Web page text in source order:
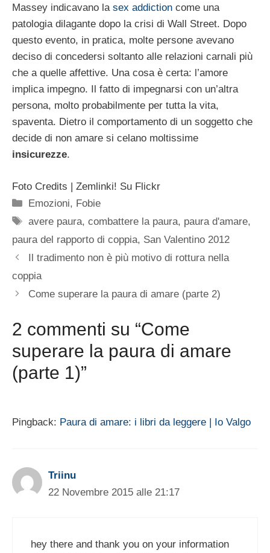
Massey indicavano lasex addiction come una
patologia dilagante dopo la crisi di Wall Street. Dopo
questo evento, in pratica, molte persone avevano
deciso di concedersi soltanto alle relazioni carnali più
che a quelle affettive. Una cosa è certa: l’amore
implica impegno. Il fatto di impegnarsi con un’altra
persona, molto probabilmente per tutta la vita,
spaventa. Dietro il comportamento di un soggetto che
decide di non amare si celano moltissime
insicurezze.
Foto Credits | Zemlinki! Su Flickr
Categorie
Emozioni, Fobie
Tag
avere paura,combattere la paura, paura d'amare,
paura del rapporto di coppia, San Valentino 2012
Il tradimento non è più motivo di rottura nella
coppia
Come superare la paura di amare (parte 2)
2 commenti su “Come
superare la paura di amare
(parte 1)”
Pingback: Paura di amare: i libri da leggere | Io Valgo
Triinu
22 Novembre 2015 alle 21:17
hey there and thank you on your information